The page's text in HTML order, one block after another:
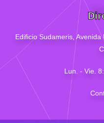
Edificio Sudameris, Avenida
Lun. - Vie.